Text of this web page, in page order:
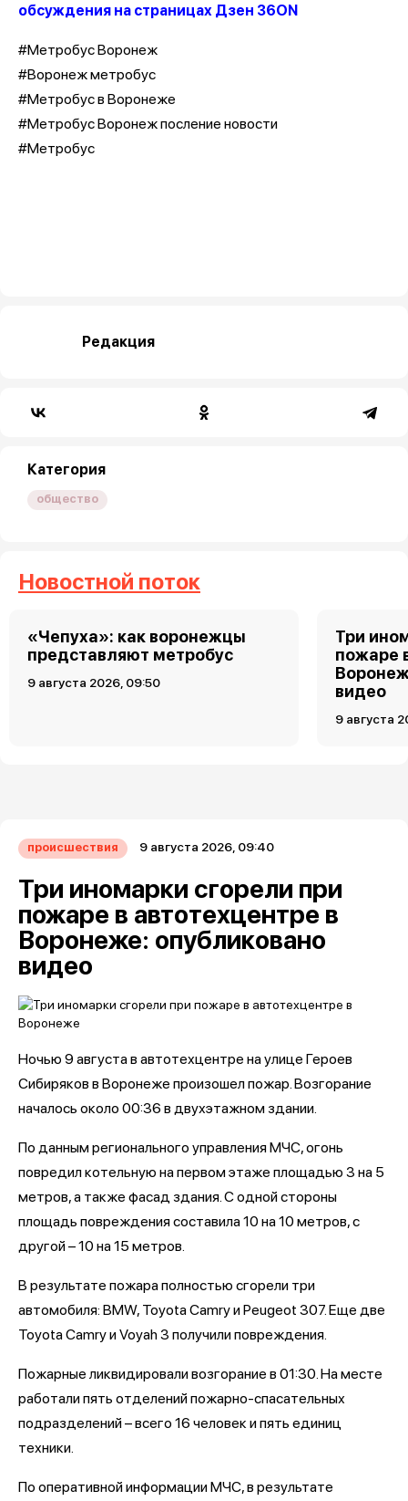
обсуждения на страницах Дзен 36ON
#Метробус Воронеж
#Воронеж метробус
#Метробус в Воронеже
#Метробус Воронеж посление новости
#Метробус
Редакция
Категория
общество
Новостной поток
«Чепуха»: как воронежцы
представляют метробус
9 августа 2026, 09:50
Три
пожаре
видео
9 августа
происшествия 9 августа 2026, 09:40
Три иномарки сгорели при
пожаре в автотехцентре в
Воронеже: опубликовано
видео
Ночью 9 августа в автотехцентре на улице Героев
Сибиряков в Воронеже произошел пожар. Возгорание
началось около 00:36 в двухэтажном здании.
По данным регионального управления МЧС, огонь
повредил котельную на первом этаже площадью 3 на 5
метров, а также фасад здания. С одной стороны
площадь повреждения составила 10 на 10 метров, с
другой – 10 на 15 метров.
В результате пожара полностью сгорели три
автомобиля: BMW, Toyota Camry и Peugeot 307. Еще две
Toyota Camry и Voyah 3 получили повреждения.
Пожарные ликвидировали возгорание в 01:30. На месте
работали пять отделений пожарно-спасательных
подразделений – всего 16 человек и пять единиц
техники.
По оперативной информации МЧС, в результате